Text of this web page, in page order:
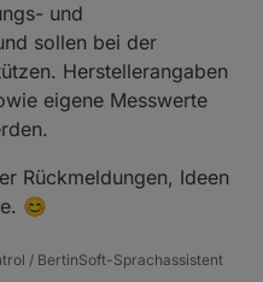
und
sollen bei der
Herstellerangaben
eigene Messwerte
Rückmeldungen, Ideen
😊
/ BertinSoft-Sprachassistent